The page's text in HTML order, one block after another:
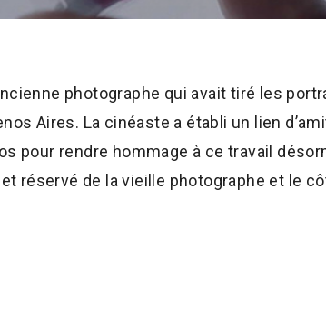
photographe qui avait tiré les
Aires. La cinéaste a établi un lien
pour rendre hommage à ce travail
réservé de la vieille photographe et le